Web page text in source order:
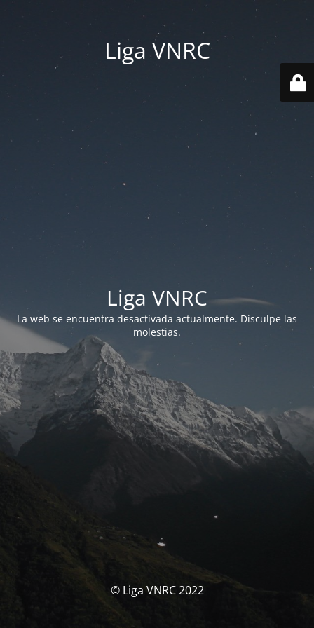
Liga VNRC
Liga VNRC
La web se encuentra desactivada actualmente. Disculpe las
molestias.
© Liga VNRC 2022